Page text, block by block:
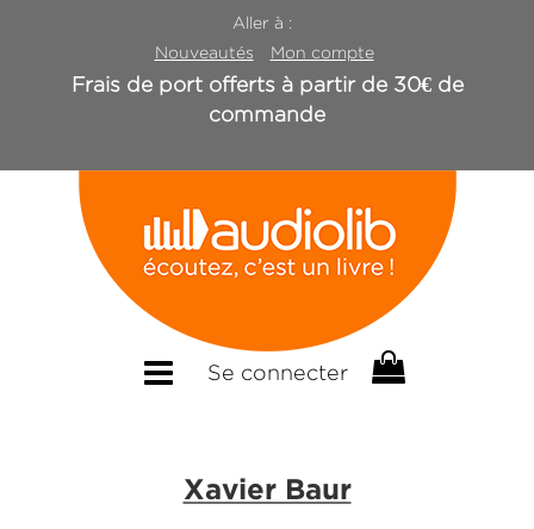
Aller à :
Nouveautés
Mon compte
Frais de port offerts à partir de 30€ de
commande
Se connecter
Xavier Baur